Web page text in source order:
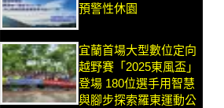
預警性休園
宜蘭首場大型數位定向
越野賽「2025東風盃」
登場 180位選手用智慧
與腳步探索羅東運動公